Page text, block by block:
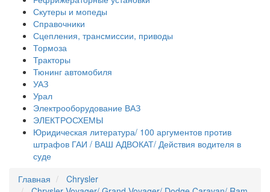
Скутеры и мопеды
Справочники
Сцепления, трансмиссии, приводы
Тормоза
Тракторы
Тюнинг автомобиля
УАЗ
Урал
Электрооборудование ВАЗ
ЭЛЕКТРОСХЕМЫ
Юридическая литература/ 100 аргументов против
штрафов ГАИ / ВАШ АДВОКАТ/ Действия водителя в
суде
Главная
Chrysler